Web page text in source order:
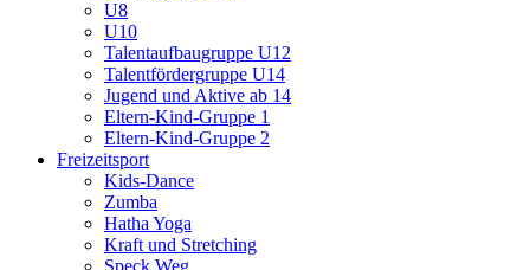
U8
U10
Talentaufbaugruppe U12
Talentfördergruppe U14
Jugend und Aktive ab 14
Eltern-Kind-Gruppe 1
Eltern-Kind-Gruppe 2
Freizeitsport
Kids-Dance
Zumba
Hatha Yoga
Kraft und Stretching
Speck Weg